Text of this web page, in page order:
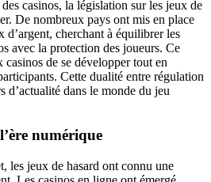
casinos, la législation sur les jeux de
De nombreux pays ont mis en place
d’argent, cherchant à équilibrer les
avec la protection des joueurs. Ce
de se développer tout en
Cette dualité entre régulation
d’actualité dans le monde du jeu
numérique
les jeux de hasard ont connu une